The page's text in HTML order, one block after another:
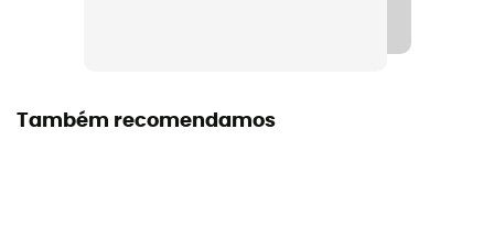
Também recomendamos